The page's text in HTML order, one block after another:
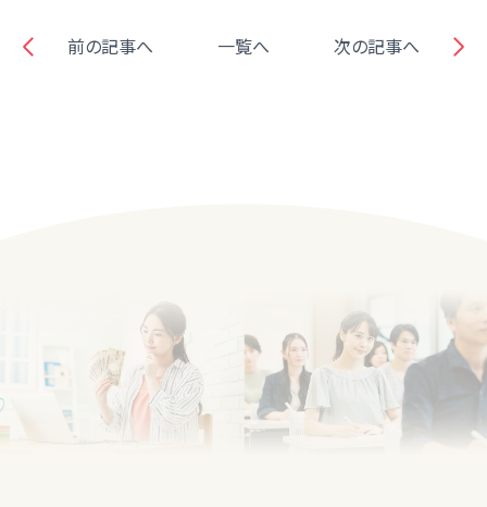
前の記事へ 一覧へ 次の記事へ